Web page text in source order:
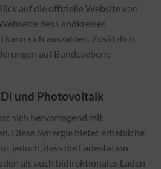
auf die offizielle Website von
des Landkreises
sich auszahlen. Zusätzlich
auf Bundesebene
und Photovoltaik
sich hervorragend mit
Diese Synergie bietet erhebliche
jedoch, dass die Ladestation
als auch bidirektionales Laden